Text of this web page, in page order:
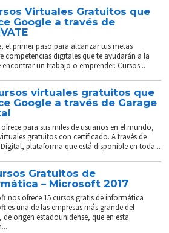
Virtuales Gratuitos que
Google a través de
el primer paso para alcanzar tus metas
competencias digitales que te ayudarán a la
encontrar un trabajo o emprender. Cursos...
virtuales gratuitos que
Google a través de Garage
para sus miles de usuarios en el mundo,
gratuitos con certificado. A través de
plataforma que está disponible en toda...
Gratuitos de
– Microsoft 2017
nos ofrece 15 cursos gratis de informática
es una de las empresas más grande del
origen estadounidense, que en esta